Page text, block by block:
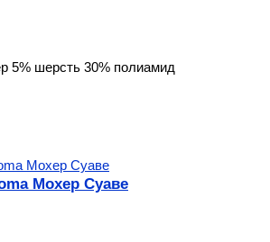
5% шерсть 30% полиамид
Мохер Суаве